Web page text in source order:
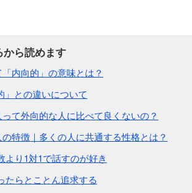
内向的」の意味とは？
との違いについて
て外向的な人に比べて良くないの？
特徴｜多くの人に共通する性格とは？
より1対1で話すのが好き
たらとことん追求する